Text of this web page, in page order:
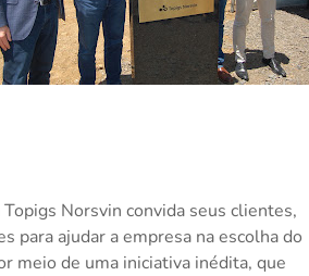
Norsvin convida seus clientes,
para ajudar a empresa na escolha do
meio de uma iniciativa inédita, que